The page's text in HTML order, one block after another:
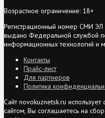
Возрастное ограничение: 18+
Регистрационный номер СМИ
выдано Федеральной службой
информационных технологий и
Контакты
Прайс-лист
Для партнеров
Политика
Сайт novokuznetsk.ru
сайтом, Вы соглашаетесь на